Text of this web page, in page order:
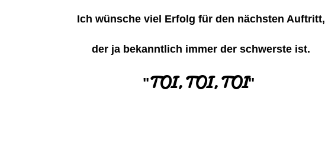
Ich wünsche viel Erfolg für den nächsten Auftritt,
der ja bekanntlich immer der schwerste ist.
"TOI, TOI, TOI"